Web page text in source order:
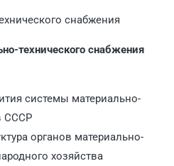
снабжения
технического снабжения
системы материально-
СССР
органов материально-
хозяйства